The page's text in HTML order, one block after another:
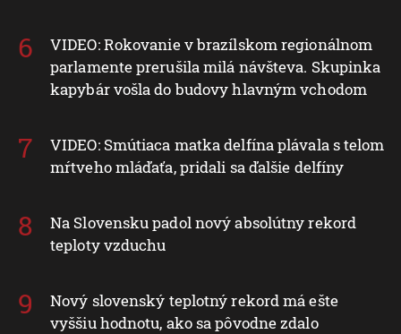
VIDEO: Rokovanie v brazílskom regionálnom
parlamente prerušila milá návšteva. Skupinka
kapybár vošla do budovy hlavným vchodom
VIDEO: Smútiaca matka delfína plávala s telom
mŕtveho mláďaťa, pridali sa ďalšie delfíny
Na Slovensku padol nový absolútny rekord
teploty vzduchu
Nový slovenský teplotný rekord má ešte
vyššiu hodnotu, ako sa pôvodne zdalo